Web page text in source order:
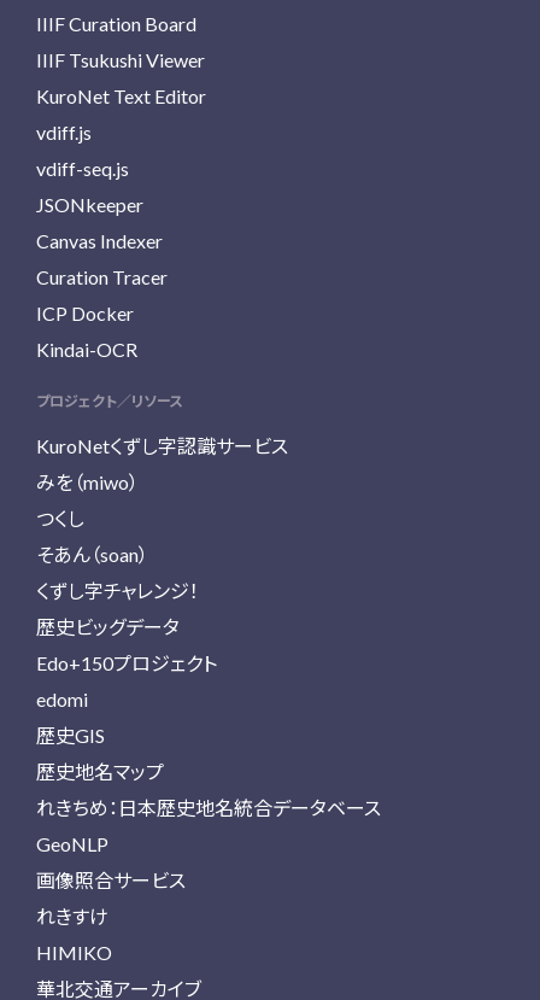
IIIF Curation Board
IIIF Tsukushi Viewer
KuroNet Text Editor
vdiff.js
vdiff-seq.js
JSONkeeper
Canvas Indexer
Curation Tracer
ICP Docker
Kindai-OCR
プロジェクト／リソース
KuroNetくずし字認識サービス
みを（miwo）
つくし
そあん（soan）
くずし字チャレンジ！
歴史ビッグデータ
Edo+150プロジェクト
edomi
歴史GIS
歴史地名マップ
れきちめ：日本歴史地名統合データベース
GeoNLP
画像照合サービス
れきすけ
HIMIKO
華北交通アーカイブ